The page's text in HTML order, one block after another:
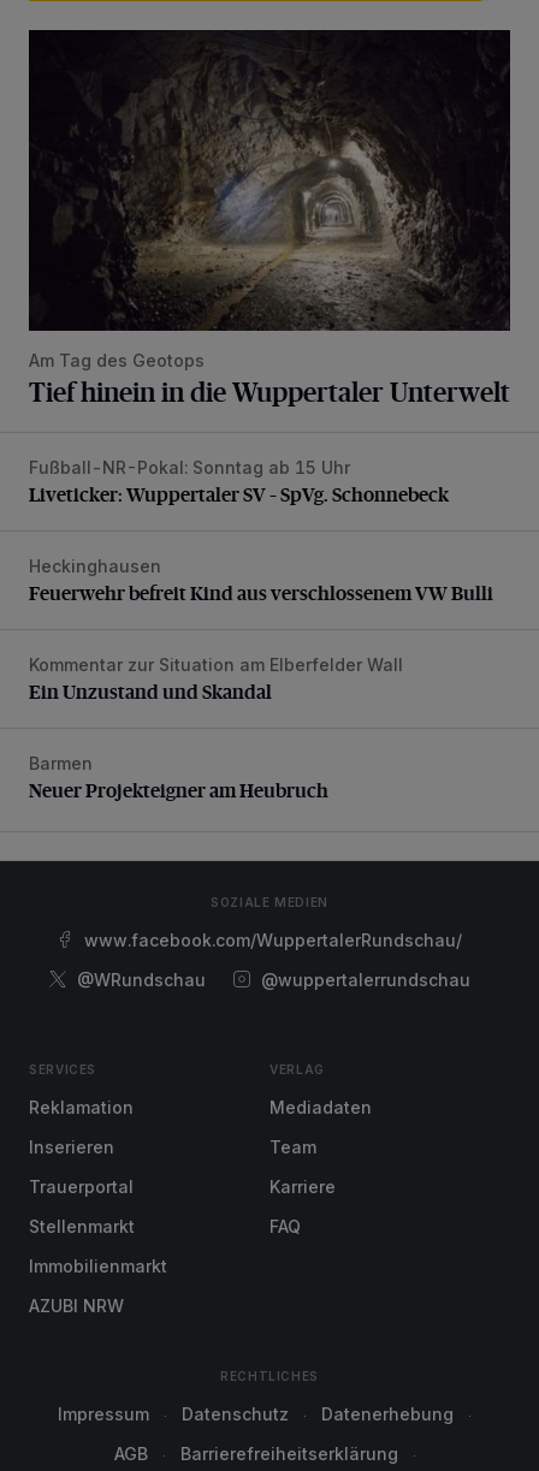
Am Tag des Geotops
Tief hinein in die Wuppertaler Unterwelt
Liveticker: Wuppertaler SV – SpVg. Schonnebeck
Fußball-NR-Pokal: Sonntag ab 15 Uhr
Liveticker: Wuppertaler SV – SpVg. Schonnebeck
Feuerwehr befreit Kind aus verschlossenem VW Bulli
Heckinghausen
Feuerwehr befreit Kind aus verschlossenem VW Bulli
Ein Unzustand und Skandal
Kommentar zur Situation am Elberfelder Wall
Ein Unzustand und Skandal
Neuer Projekteigner am Heubruch
Barmen
Neuer Projekteigner am Heubruch
SOZIALE MEDIEN
www.facebook.com/WuppertalerRundschau/
@WRundschau
@wuppertalerrundschau
SERVICES
Reklamation
Inserieren
Trauerportal
Stellenmarkt
Immobilienmarkt
AZUBI NRW
VERLAG
Mediadaten
Team
Karriere
FAQ
RECHTLICHES
Impressum Datenschutz
Datenerhebung
AGB
Barrierefreiheitserklärung